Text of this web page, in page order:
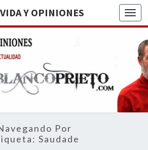
Y OPINIONES
DE
BREVE
RECORRIDO
VITAL Y
ACTUALIDAD
Por
Saudade